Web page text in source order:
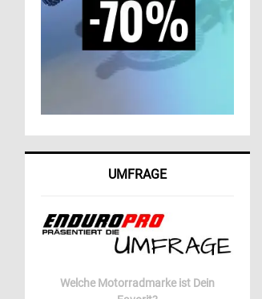
UMFRAGE
Welche Motorradmarke ist Dein